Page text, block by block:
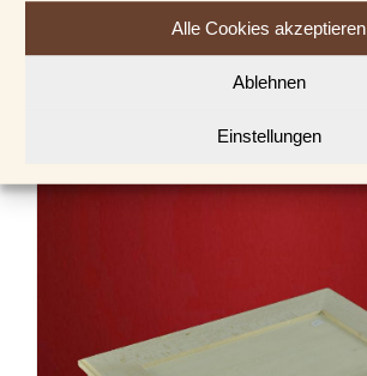
Alle Cookies akzeptieren
Ablehnen
Einstellungen
mm stark
€6,00